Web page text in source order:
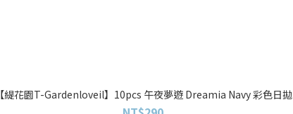
【緹花園T-Gardenloveil】10pcs 午夜夢遊 Dreamia Navy 彩色日拋